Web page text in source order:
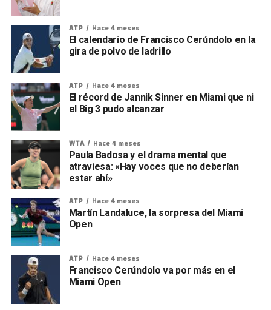
ATP Hace 4 meses
El calendario de Francisco Cerúndolo en la
gira de polvo de ladrillo
ATP Hace 4 meses
El récord de Jannik Sinner en Miami que ni
el Big 3 pudo alcanzar
WTA Hace 4 meses
Paula Badosa y el drama mental que
atraviesa: «Hay voces que no deberían
estar ahí»
ATP Hace 4 meses
Martín Landaluce, la sorpresa del Miami
Open
ATP Hace 4 meses
Francisco Cerúndolo va por más en el
Miami Open